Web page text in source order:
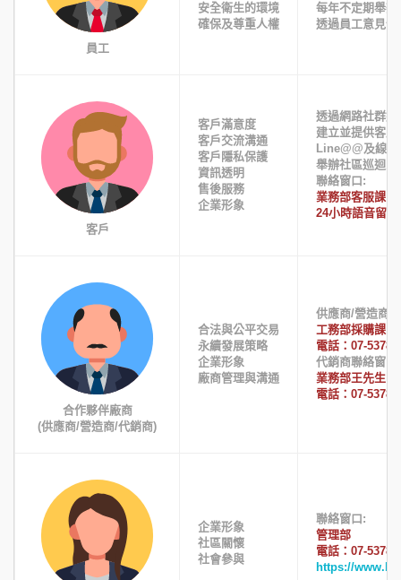
員工
安全衛生的環境
確保及尊重人權
每年不定期舉辦
透過員工意見
客戶
客戶滿意度
客戶交流溝通
客戶隱私保護
資訊透明
售後服務
企業形象
透過網路社群
建立並提供客
Line@@及線
舉辦社區巡迴
聯絡窗口:
業務部客服課
24小時語音留
合作夥伴廠商
(供應商/營造商/代銷商)
合法與公平交易
永續發展策略
企業形象
廠商管理與溝通
供應商/營造商
工務部採購課
電話：07-
代銷商聯絡窗
業務部王先生
電話：07-
企業形象
社區關懷
社會參與
聯絡窗口:
管理部
電話：07-
https://